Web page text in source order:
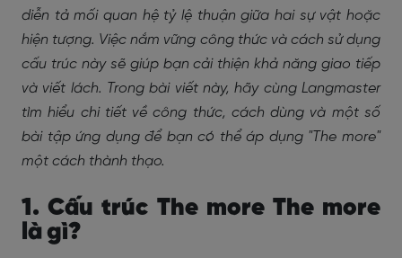
diễn tả mối quan hệ tỷ lệ thuận giữa hai sự vật hoặc
hiện tượng. Việc nắm vững công thức và cách sử dụng
cấu trúc này sẽ giúp bạn cải thiện khả năng giao tiếp
và viết lách. Trong bài viết này, hãy cùng Langmaster
tìm hiểu chi tiết về công thức, cách dùng và một số
bài tập ứng dụng để bạn có thể áp dụng "The more"
một cách thành thạo.
1. Cấu trúc The more The more
là gì?